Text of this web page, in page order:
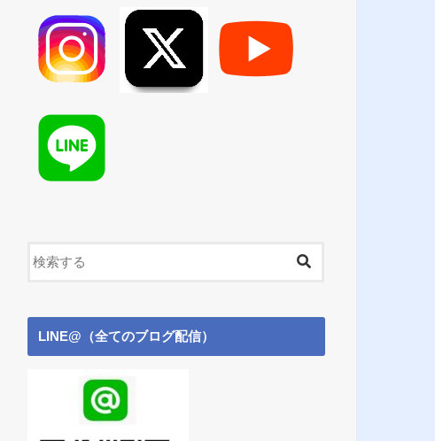
LINE@（全てのブログ配信）